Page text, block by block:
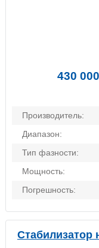
Производитель:
Диапазон:
Тип фазности:
Мощность:
Погрешность:
430 000
Стабилизатор